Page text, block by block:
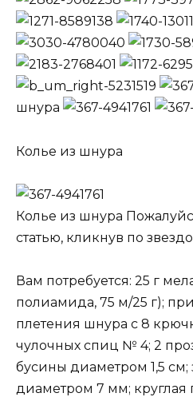
шнура
Колье из шнура
Колье из шнура
статью, кликнув по
Вам потребуется: 25 г
полиамида, 75 м/25 г);
плетения шнура с 8
чулочных спиц № 4; 2
бусины диаметром 1,5 см;
диаметром 7 мм; круглая